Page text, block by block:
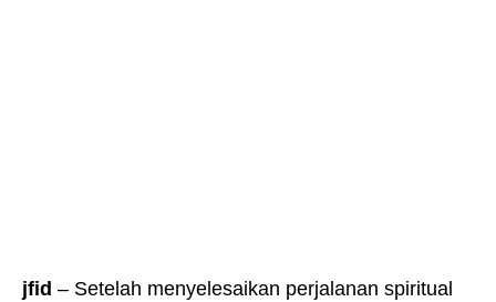
jfid – Setelah menyelesaikan perjalanan spiritual